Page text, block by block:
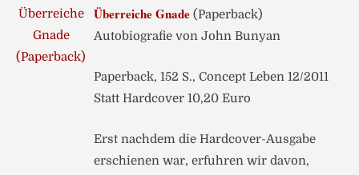
Überreiche Gnade (Paperback)
Autobiografie von John Bunyan
Paperback, 152 S., Concept Leben 12/2011
Statt Hardcover 10,20 Euro
Erst nachdem die Hardcover-Ausgabe
erschienen war, erfuhren wir davon,